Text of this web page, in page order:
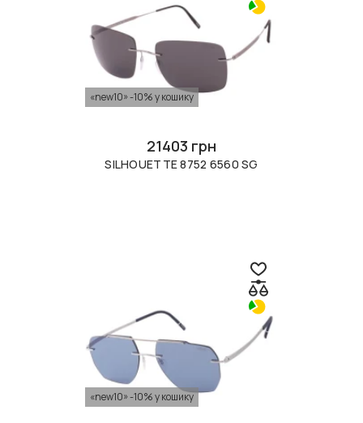
«new10» -10% у кошику
21403 грн
SILHOUETTE 8752 6560 SG
«new10» -10% у кошику